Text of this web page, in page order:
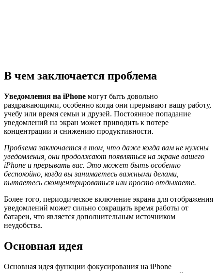
В чем заключается проблема
Уведомления на iPhone могут быть довольно
раздражающими, особенно когда они прерывают вашу работу,
учебу или время семьи и друзей. Постоянное попадание
уведомлений на экран может приводить к потере
концентрации и снижению продуктивности.
Проблема заключается в том, что даже когда вам не нужны
уведомления, они продолжают появляться на экране вашего
iPhone и прерывать вас. Это может быть особенно
беспокойно, когда вы занимаетесь важными делами,
пытаетесь сконцентрироваться или просто отдыхаете.
Более того, периодическое включение экрана для отображения
уведомлений может сильно сокращать время работы от
батареи, что является дополнительным источником
неудобства.
Основная идея
Основная идея функции фокусирования на iPhone